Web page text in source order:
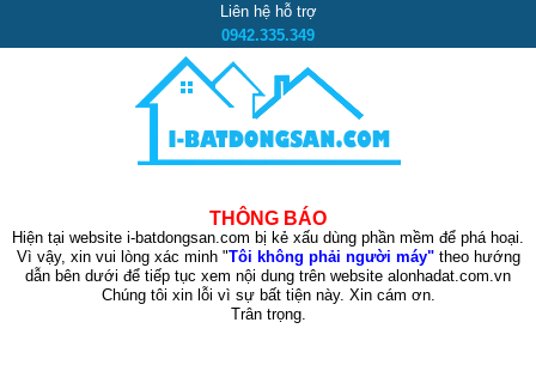
Liên hệ hỗ trợ
0942.335.349
THÔNG BÁO
Hiện tại website i-batdongsan.com bị kẻ xấu dùng phần mềm để phá hoại.
Vì vậy, xin vui lòng xác minh "Tôi không phải người máy"theo hướng
dẫn bên dưới để tiếp tục xem nội dung trên website alonhadat.com.vn
Chúng tôi xin lỗi vì sự bất tiện này. Xin cám ơn.
Trân trọng.